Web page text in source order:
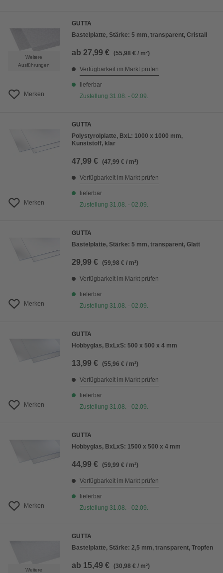
Weitere
Ausführungen
Merken
GUTTA
Bastelplatte, Stärke: 5 mm, transparent, Cristall
ab 27,99 € (55,98 € / m²)
Verfügbarkeit im Markt prüfen
lieferbar
Zustellung 31.08. - 02.09.
Merken
GUTTA
Polystyrolplatte, BxL: 1000 x 1000 mm,
Kunststoff, klar
47,99 € (47,99 € / m²)
Verfügbarkeit im Markt prüfen
lieferbar
Zustellung 31.08. - 02.09.
Merken
GUTTA
Bastelplatte, Stärke: 5 mm, transparent, Glatt
29,99 € (59,98 € / m²)
Verfügbarkeit im Markt prüfen
lieferbar
Zustellung 31.08. - 02.09.
Merken
GUTTA
Hobbyglas, BxLxS: 500 x 500 x 4 mm
13,99 € (55,96 € / m²)
Verfügbarkeit im Markt prüfen
lieferbar
Zustellung 31.08. - 02.09.
Merken
GUTTA
Hobbyglas, BxLxS: 1500 x 500 x 4 mm
44,99 € (59,99 € / m²)
Verfügbarkeit im Markt prüfen
lieferbar
Zustellung 31.08. - 02.09.
Weitere
GUTTA
Bastelplatte, Stärke: 2,5 mm, transparent, Tropfen
ab 15,49 € (30,98 € / m²)